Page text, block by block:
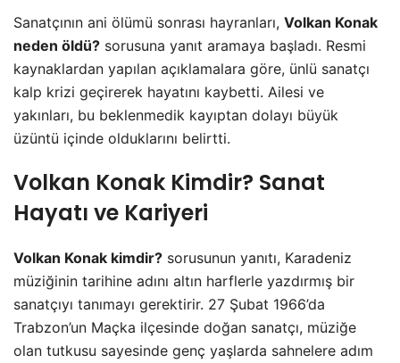
Sanatçının ani ölümü sonrası hayranları, Volkan Konak
neden öldü? sorusuna yanıt aramaya başladı. Resmi
kaynaklardan yapılan açıklamalara göre, ünlü sanatçı
kalp krizi geçirerek hayatını kaybetti. Ailesi ve
yakınları, bu beklenmedik kayıptan dolayı büyük
üzüntü içinde olduklarını belirtti.
Volkan Konak Kimdir? Sanat
Hayatı ve Kariyeri
Volkan Konak kimdir? sorusunun yanıtı, Karadeniz
müziğinin tarihine adını altın harflerle yazdırmış bir
sanatçıyı tanımayı gerektirir. 27 Şubat 1966’da
Trabzon’un Maçka ilçesinde doğan sanatçı, müziğe
olan tutkusu sayesinde genç yaşlarda sahnelere adım